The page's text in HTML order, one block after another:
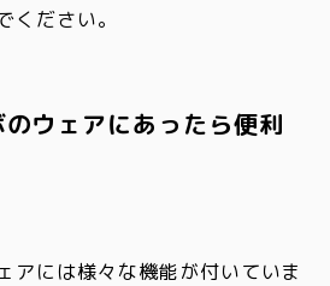
ください。
ウェアにあったら便利
アには様々な機能が付いていま